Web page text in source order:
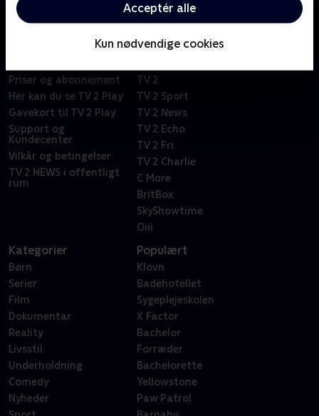
Acceptér alle
Kun nødvendige cookies
Priser og abonnement
Her kan du se TV 2 Play
Gavekort til TV 2 Play
Support og
Kundecenter
Vilkår og betingelser
TV 2 NEWS i offentligt
rum
TV 2
TV 2 Sport
TV 2 News
TV 2 Echo
TV 2 Fri
TV 2 Charlie
C More
BritBox
SkyShowtime
Oiii
Kategorier
Børn
Serier
Film
Dokumentar
Reality
Livsstil
Underholdning
Comedy
Nyheder
Populært
Klovn
Badehotellet
Sygeplejeskolen
X Factor
Bachelor
Forræder
Bachelorette
Yellowstone
Paw Patrol